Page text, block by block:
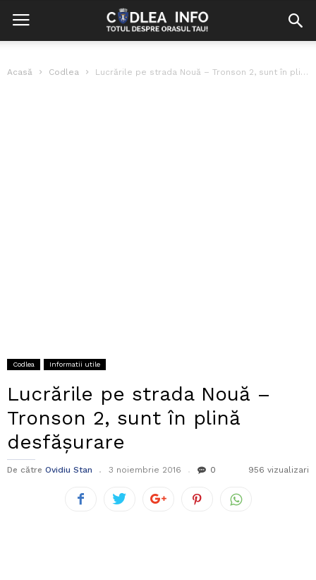
Acasă Codlea Lucrările pe strada Nouă – Tronson 2, sunt în plină desfășurare
Codlea Informatii utile
Lucrările pe strada Nouă –
Tronson 2, sunt în plină
desfășurare
De către Ovidiu Stan 3 noiembrie 2016 0 956 vizualizari